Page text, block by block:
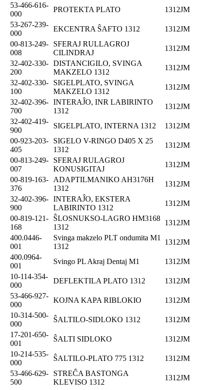
53-466-616-
000
PROTEKTA PLATO
1312JM
53-267-239-
000
EKCENTRA ŜAFTO 1312
1312JM
00-813-249-
008
SFERAJ RULLAGROJ
CILINDRAJ
1312JM
32-402-330-
200
DISTANCIGILO, SVINGA
MAKZELO 1312
1312JM
32-402-330-
100
SIGELPLATO, SVINGA
MAKZELO 1312
1312JM
32-402-396-
700
INTERAĴO, INR LABIRINTO
1312
1312JM
32-402-419-
900
SIGELPLATO, INTERNA 1312
1312JM
00-923-203-
405
SIGELO V-RINGO D405 X 25
1312
1312JM
00-813-249-
007
SFERAJ RULAGROJ
KONUSIGITAJ
1312JM
00-819-163-
376
ADAPTILMANIKO AH3176H
1312
1312JM
32-402-396-
900
INTERAĴO, EKSTERA
LABIRINTO 1312
1312JM
00-819-121-
168
ŜLOSNUKSO-LAGRO HM3168
1312
1312JM
400.0446-
001
Svinga makzelo PLT ondumita M1
1312
1312JM
400.0964-
001
Svingo PL Akraj Dentaj M1
1312JM
10-114-354-
000
DEFLEKTILA PLATO 1312
1312JM
53-466-927-
000
KOJNA KAPA RIBLOKIO
1312JM
10-314-500-
000
ŜALTILO-SIDLOKO 1312
1312JM
17-201-650-
001
ŜALTI SIDLOKO
1312JM
10-214-535-
000
ŜALTILO-PLATO 775 1312
1312JM
53-466-629-
500
STREĈA BASTONGA
KLEVISO 1312
1312JM